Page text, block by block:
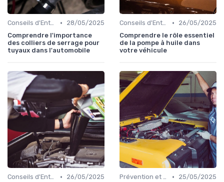
Conseils d'Entretien Auto •
28/05/2025
Comprendre l'importance
des colliers de serrage pour
tuyaux dans l'automobile
Conseils d'Entretien Auto •
26/05/2025
Comprendre le rôle essentiel
de la pompe à huile dans
votre véhicule
Conseils d'Entretien Auto •
26/05/2025
Prévention et Diagnostic des Pannes •
25/05/2025